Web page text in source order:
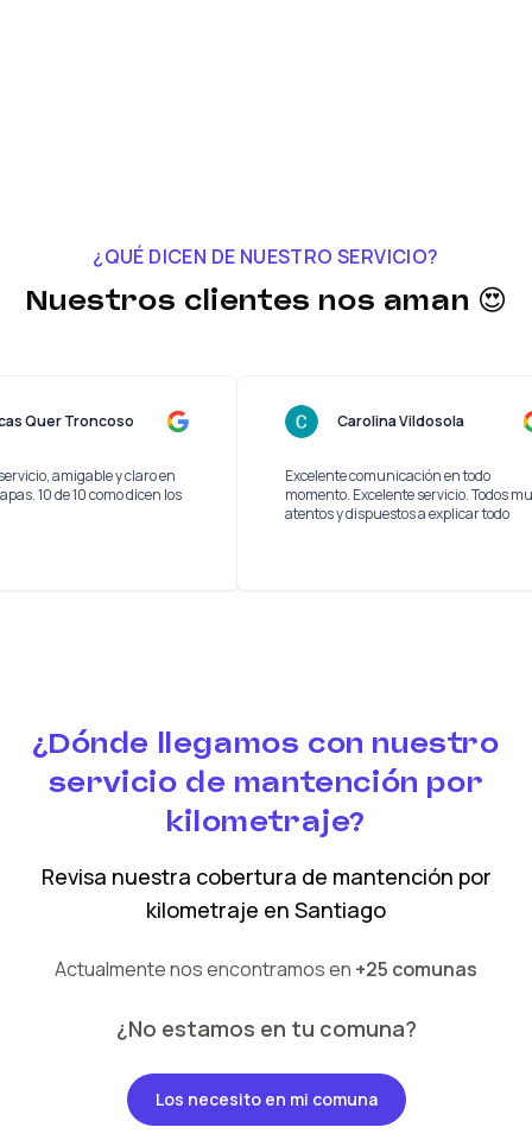
¿QUÉ DICEN DE NUESTRO SERVICIO?
Nuestros clientes nos aman 😍
buen servicio, amigable y claro en
las etapas. 10 de 10 como dicen los
Lucas Quer Troncoso
Excelente comunicación en
momento. Excelente servicio.
atentos y dispuestos a explicar
Carolina Vildosola
¿Dónde llegamos con nuestro
servicio de mantención por
kilometraje?
Revisa nuestra cobertura de mantención por
kilometraje en Santiago
Actualmente nos encontramos en +25 comunas
¿No estamos en tu comuna?
Los necesito en mi comuna